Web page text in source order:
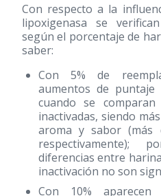
Con respecto a la
lipoxigenasa se
según el porcentaje de
saber:
Con 5% de
aumentos de
cuando se
inactivadas, siendo
aroma y sabor (más
diferencias entre
inactivación no son
Con 10% aparecen